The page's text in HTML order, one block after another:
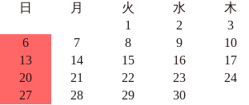
日
月 火 水 木
1
2 3
6
7 8 9 10
13
14 15 16 17
20
21 22 23 24
27
28 29 30